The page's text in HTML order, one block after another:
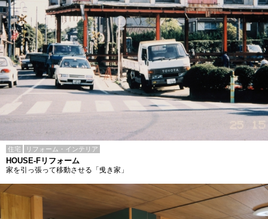
住宅 リフォーム・インテリア
HOUSE-Fリフォーム
家を引っ張って移動させる「曵き家」